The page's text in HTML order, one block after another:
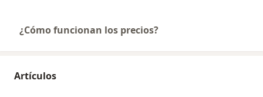
¿Cómo funcionan los precios?
Artículos